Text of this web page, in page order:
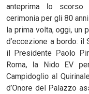
anteprima lo scorso
cerimonia per gli 80
la prima volta, oggi, un
d’eccezione a bordo: il
il Presidente Paolo
Roma, la Nido EV
Campidoglio al
d’Onore del Palazzo